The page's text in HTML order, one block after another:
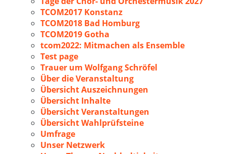
TCOM2017 Konstanz
TCOM2018 Bad Homburg
TCOM2019 Gotha
tcom2022: Mitmachen als Ensemble
Test page
Trauer um Wolfgang Schröfel
Über die Veranstaltung
Übersicht Auszeichnungen
Übersicht Inhalte
Übersicht Veranstaltungen
Übersicht Wahlprüfsteine
Umfrage
Unser Netzwerk